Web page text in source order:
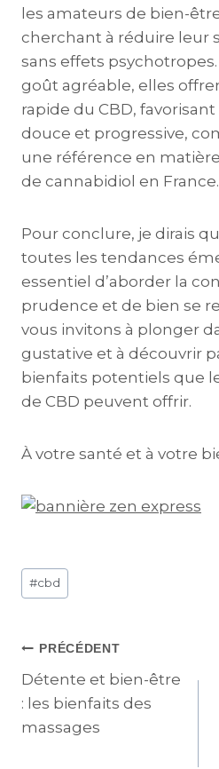
les amateurs de bien-
cherchant à réduire leur
sans effets
goût agréable, elles
rapide du CBD,
douce et progressive,
une référence en
de cannabidiol en France.
Pour conclure, je dirais
toutes les tendances
essentiel d’aborder la
prudence et de bien se
vous invitons à plonger
gustative et à découvrir
bienfaits potentiels que
de CBD peuvent offrir.
À votre santé et à votre
#cbd
PRÉCÉDENT
Détente et bien-être
: les bienfaits des
massages